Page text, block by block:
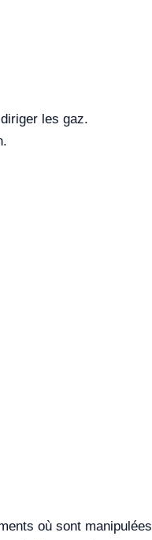
les gaz.
où sont manipulées